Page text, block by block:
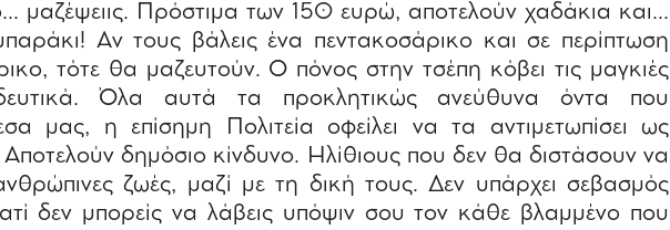
μαζέψειις. Πρόστιμα των 150 ευρώ, αποτελούν χαδάκια και…
Αν τους βάλεις ένα πεντακοσάρικο και σε περίπτωση
τότε θα μαζευτούν. Ο πόνος στην τσέπη κόβει τις μαγκιές
Όλα αυτά τα προκλητικώς ανεύθυνα όντα που
μας, η επίσημη Πολιτεία οφείλει να τα αντιμετωπίσει ως
δημόσιο κίνδυνο. Ηλίθιους που δεν θα διστάσουν να
ζωές, μαζί με τη δική τους. Δεν υπάρχει σεβασμός
δεν μπορείς να λάβεις υπόψιν σου τον κάθε βλαμμένο που